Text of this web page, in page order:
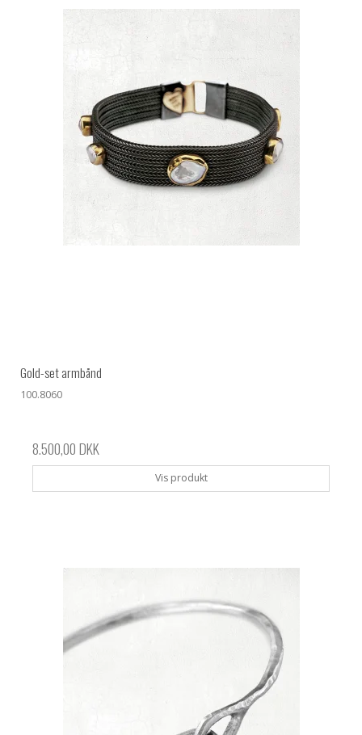
Gold-set armbånd
100.8060
8.500,00 DKK
Vis produkt